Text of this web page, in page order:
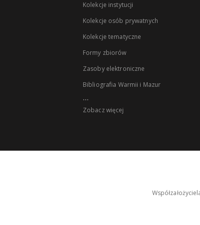
Kolekcje instytucji
Kolekcje osób prywatnych
Kolekcje tematyczne
Formy zbiorów
Zasoby elektroniczne
Bibliografia Warmii i Mazur
...
Zobacz więcej